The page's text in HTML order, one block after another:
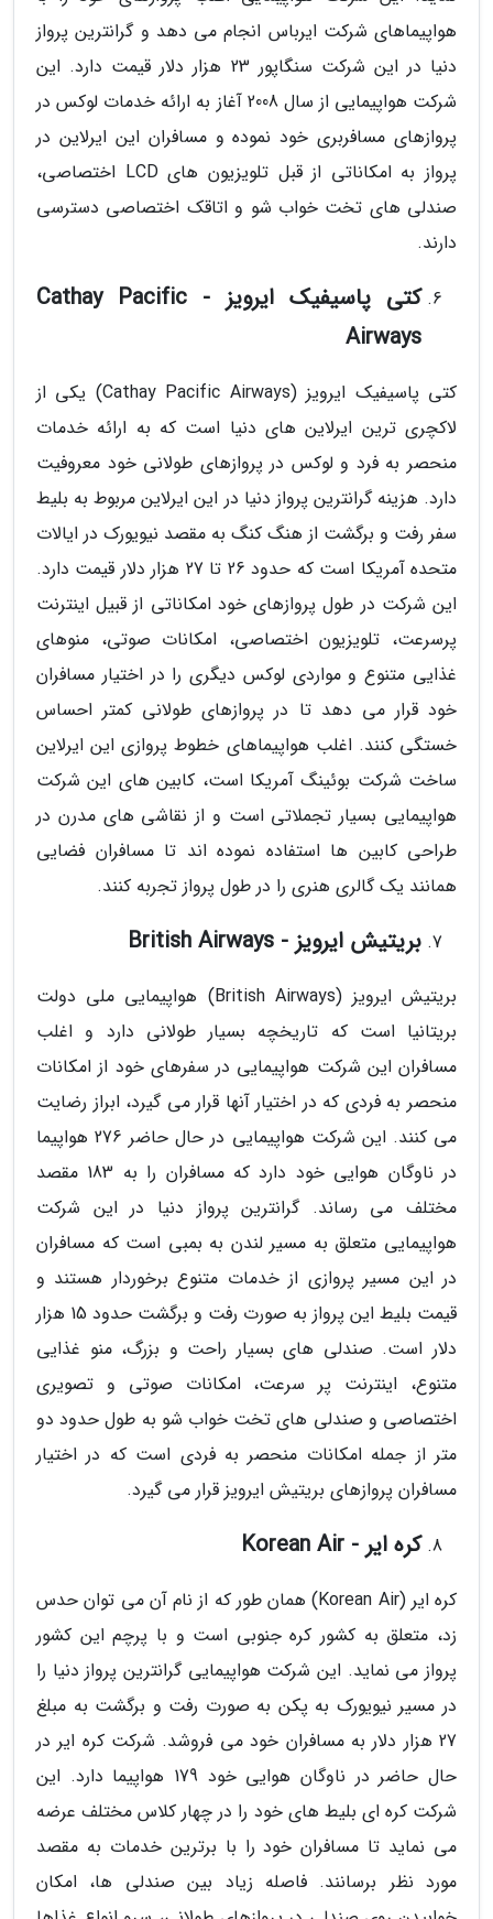
هواپیماهای شرکت ایرباس انجام می دهد و گرانترین پرواز
دنیا در این شرکت سنگاپور 23 هزار دلار قیمت دارد. این
شرکت هواپیمایی از سال 2008 آغاز به ارائه خدمات لوکس در
پروازهای مسافربری خود نموده و مسافران این ایرلاین در
پرواز به امکاناتی از قبل تلویزیون های LCD اختصاصی،
صندلی های تخت خواب شو و اتاقک اختصاصی دسترسی
دارند.
کتی پاسیفیک ایرویز - Cathay Pacific
Airways
کتی پاسیفیک ایرویز (Cathay Pacific Airways) یکی از
لاکچری ترین ایرلاین های دنیا است که به ارائه خدمات
منحصر به فرد و لوکس در پروازهای طولانی خود معروفیت
دارد. هزینه گرانترین پرواز دنیا در این ایرلاین مربوط به بلیط
سفر رفت و برگشت از هنگ کنگ به مقصد نیویورک در ایالات
متحده آمریکا است که حدود 26 تا 27 هزار دلار قیمت دارد.
این شرکت در طول پروازهای خود امکاناتی از قبیل اینترنت
پرسرعت، تلویزیون اختصاصی، امکانات صوتی، منوهای
غذایی متنوع و مواردی لوکس دیگری را در اختیار مسافران
خود قرار می دهد تا در پروازهای طولانی کمتر احساس
خستگی کنند. اغلب هواپیماهای خطوط پروازی این ایرلاین
ساخت شرکت بوئینگ آمریکا است، کابین های این شرکت
هواپیمایی بسیار تجملاتی است و از نقاشی های مدرن در
طراحی کابین ها استفاده نموده اند تا مسافران فضایی
همانند یک گالری هنری را در طول پرواز تجربه کنند.
بریتیش ایرویز - British Airways
بریتیش ایرویز (British Airways) هواپیمایی ملی دولت
بریتانیا است که تاریخچه بسیار طولانی دارد و اغلب
مسافران این شرکت هواپیمایی در سفرهای خود از امکانات
منحصر به فردی که در اختیار آنها قرار می گیرد، ابراز رضایت
می کنند. این شرکت هواپیمایی در حال حاضر 276 هواپیما
در ناوگان هوایی خود دارد که مسافران را به 183 مقصد
مختلف می رساند. گرانترین پرواز دنیا در این شرکت
هواپیمایی متعلق به مسیر لندن به بمبی است که مسافران
در این مسیر پروازی از خدمات متنوع برخوردار هستند و
قیمت بلیط این پرواز به صورت رفت و برگشت حدود 15 هزار
دلار است. صندلی های بسیار راحت و بزرگ، منو غذایی
متنوع، اینترنت پر سرعت، امکانات صوتی و تصویری
اختصاصی و صندلی های تخت خواب شو به طول حدود دو
متر از جمله امکانات منحصر به فردی است که در اختیار
مسافران پروازهای بریتیش ایرویز قرار می گیرد.
کره ایر - Korean Air
کره ایر (Korean Air) همان طور که از نام آن می توان حدس
زد، متعلق به کشور کره جنوبی است و با پرچم این کشور
پرواز می نماید. این شرکت هواپیمایی گرانترین پرواز دنیا را
در مسیر نیویورک به پکن به صورت رفت و برگشت به مبلغ
27 هزار دلار به مسافران خود می فروشد. شرکت کره ایر در
حال حاضر در ناوگان هوایی خود 179 هواپیما دارد. این
شرکت کره ای بلیط های خود را در چهار کلاس مختلف عرضه
می نماید تا مسافران خود را با برترین خدمات به مقصد
مورد نظر برسانند. فاصله زیاد بین صندلی ها، امکان